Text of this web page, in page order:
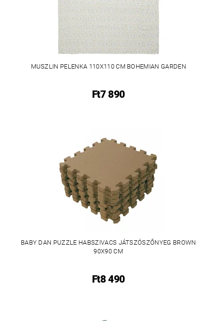
MUSZLIN PELENKA 110X110 CM BOHEMIAN GARDEN
Ft7 890
BABY DAN PUZZLE HABSZIVACS JÁTSZÓSZŐNYEG BROWN
90X90 CM
Ft8 490